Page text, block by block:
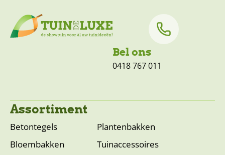
Bel ons
0418 767 011
Assortiment
Betontegels
Bloembakken
Plantenbakken
Tuinaccessoires